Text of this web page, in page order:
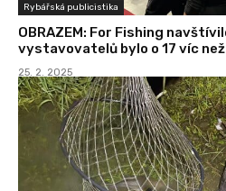
Rybářská publicistika
OBRAZEM: For Fishing
vystavovatelů bylo o 17 víc
25. 2. 2025